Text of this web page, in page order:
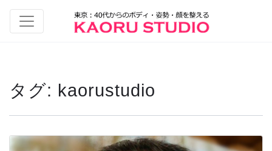
タグ: kaorustudio